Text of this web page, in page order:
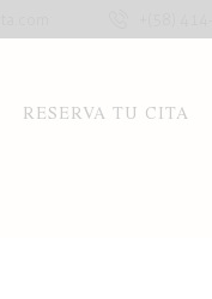
RESERVA TU CITA